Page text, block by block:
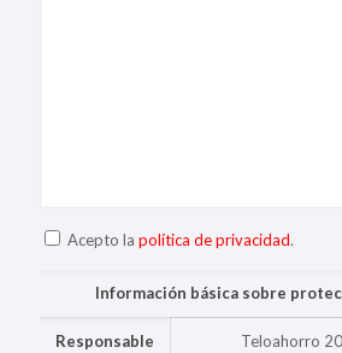
Acepto la política de privacidad.
Información básica sobre
Responsable Teloahorro